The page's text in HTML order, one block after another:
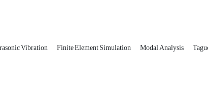
Vibration Finite Element Simulation Modal Analysis